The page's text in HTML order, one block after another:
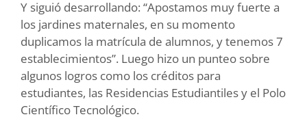
Y siguió desarrollando: “Apostamos muy fuerte a
los jardines maternales, en su momento
duplicamos la matrícula de alumnos, y tenemos 7
establecimientos”. Luego hizo un punteo sobre
algunos logros como los créditos para
estudiantes, las Residencias Estudiantiles y el Polo
Científico Tecnológico.